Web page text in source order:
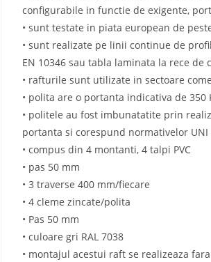
configurabile in functie de exigente,
• sunt testate in piata european de
• sunt realizate pe linii continue de
EN 10346 sau tabla laminata la rece de
• rafturile sunt utilizate in sectoare
• polita are o portanta indicativa de 350
• politele au fost imbunatatite prin
portanta si corespund normativelor UNI
• compus din 4 montanti, 4 talpi PVC
• pas 50 mm
• 3 traverse 400 mm/fiecare
• 4 cleme zincate/polita
• Pas 50 mm
• culoare gri RAL 7038
• montajul acestui raft se realizeaza